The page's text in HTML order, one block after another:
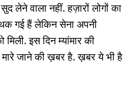
लेने वाला नहीं. हज़ारों लोगों का
गई हैं लेकिन सेना अपनी
इस दिन म्यांमार की
मारे जाने की ख़बर है. ख़बर ये भी है